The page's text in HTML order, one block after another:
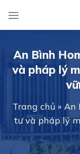
content
An Bình
và pháp lý
Trang chủ » An
tư và pháp lý